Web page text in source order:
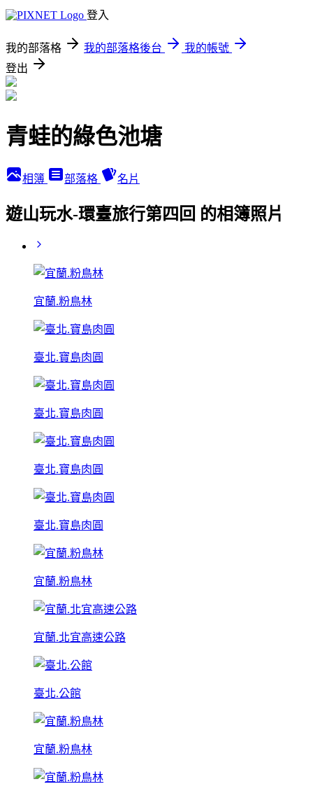
登入
我的部落格 我的部落格後台
我的帳號
登出
青蛙的綠色池塘
相簿 部落格 名片
遊山玩水-環臺旅行第四回 的相簿照片
宜蘭.粉鳥林
臺北.寶島肉圓
臺北.寶島肉圓
臺北.寶島肉圓
臺北.寶島肉圓
宜蘭.粉鳥林
宜蘭.北宜高速公路
臺北.公館
宜蘭.粉鳥林